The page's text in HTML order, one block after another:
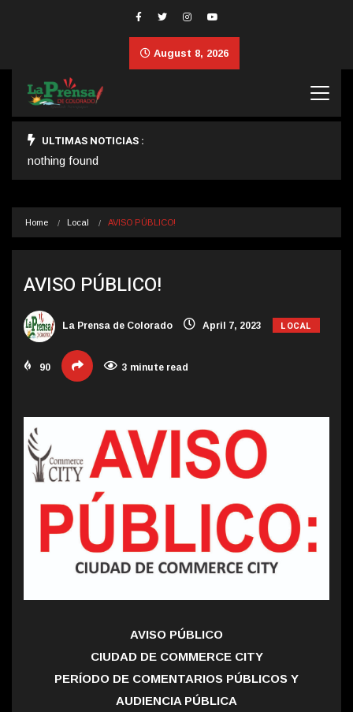
August 8, 2026
ULTIMAS NOTICIAS :
nothing found
Home Local AVISO PÚBLICO!
AVISO PÚBLICO!
La Prensa de Colorado April 7, 2023 LOCAL
90 3 minute read
AVISO PÚBLICO
CIUDAD DE COMMERCE CITY
PERÍODO DE COMENTARIOS PÚBLICOS Y
AUDIENCIA PÚBLICA